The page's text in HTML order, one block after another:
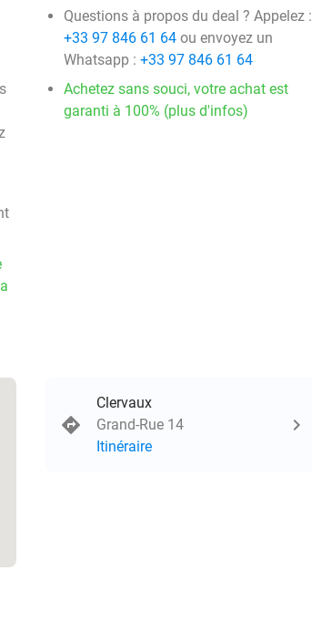
Questions à propos du deal ? Appelez :
+33 97 846 61 64 ou envoyez un
Whatsapp : +33 97 846 61 64
Achetez sans souci, votre achat est
garanti à 100% (plus d'infos)
Clervaux
Grand-Rue 14
Itinéraire